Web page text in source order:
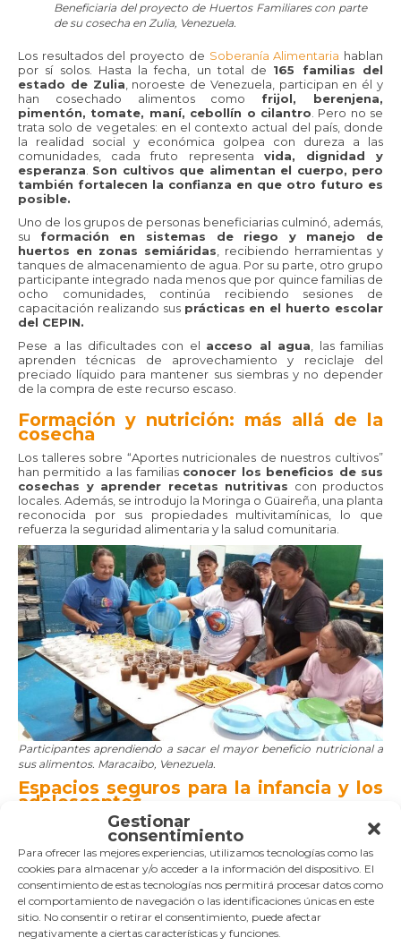
Gestionar
consentimiento
Para ofrecer las mejores experiencias, utilizamos tecnologías como las
cookies para almacenar y/o acceder a la información del dispositivo. El
consentimiento de estas tecnologías nos permitirá procesar datos como
el comportamiento de navegación o las identificaciones únicas en este
sitio. No consentir o retirar el consentimiento, puede afectar
negativamente a ciertas características y funciones.
Beneficiaria del proyecto de Huertos Familiares con parte
de su cosecha en Zulia, Venezuela.
Los resultados del proyecto de Soberanía Alimentaria hablan
por sí solos. Hasta la fecha, un total de 165 familias del
estado de Zulia , noroeste de Venezuela, participan en él y
han cosechado alimentos como frijol, berenjena,
pimentón, tomate, maní, cebollín o cilantro . Pero no se
trata solo de vegetales: en el contexto actual del país, donde
la realidad social y económica golpea con dureza a las
comunidades, cada fruto representa vida, dignidad y
esperanza Son cultivos que alimentan el cuerpo, pero
también fortalecen la confianza en que otro futuro es
posible.
Uno de los grupos de personas beneficiarias culminó, además,
su formación en sistemas de riego y manejo de
huertos en zonas semiáridas , recibiendo herramientas y
tanques de almacenamiento de agua. Por su parte, otro grupo
participante integrado nada menos que por quince familias de
ocho comunidades, continúa recibiendo sesiones de
capacitación realizando sus prácticas en el huerto escolar
del CEPIN.
Pese a las dificultades con el acceso al agua , las familias
aprenden técnicas de aprovechamiento y reciclaje del
preciado líquido para mantener sus siembras y no depender
de la compra de este recurso escaso.
Formación y nutrición: más allá de la
cosecha
Los talleres sobre “Aportes nutricionales de nuestros cultivos”
han permitido a las familias conocer los beneficios de sus
cosechas y aprender recetas nutritivas con productos
locales. Además, se introdujo la Moringa o Güaireña, una planta
reconocida por sus propiedades multivitamínicas, lo que
refuerza la seguridad alimentaria y la salud comunitaria.
Participantes aprendiendo a sacar el mayor beneficio nutricional a
sus alimentos. Maracaibo, Venezuela.
Espacios seguros para la infancia y los
adolescentes
El CEPIN también avanza en su proyecto
#somosespacioseguro, que busca garantizar atención integral
a la infancia y adolescencia así como a las mujeres. El trabajo
que se realiza desde la entidad, en lo que llevamos de año,
habla de esperanza y justicia social:
Más de80 mujereshan recibido orientación en salud
sexual y reproductiva, higiene menstrual y lactancia.